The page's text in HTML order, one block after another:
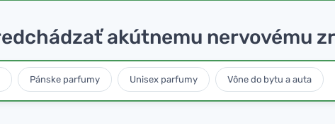
akútnemu nervovému
Pánske parfumy Unisex parfumy Vône do bytu a auta